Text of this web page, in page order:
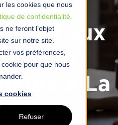
les cookies que nous
de confidentialité.
ne feront l'objet
sur notre site.
vos préférences,
pour que nous
cookies
Refuser
aux
et
à La